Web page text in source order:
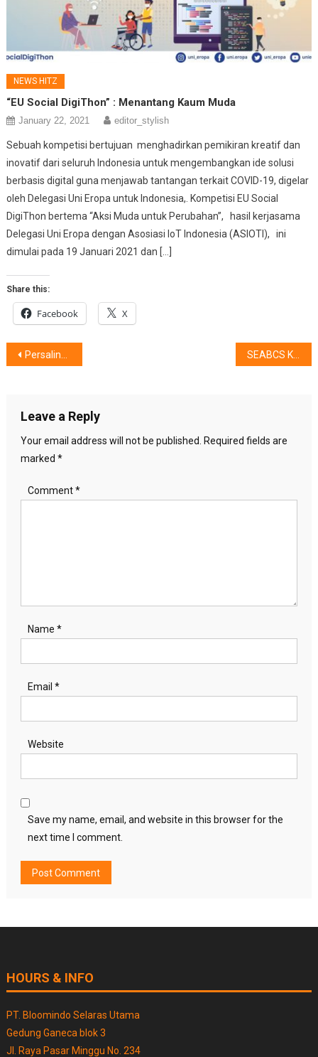
NEWS HITZ
“EU Social DigiThon” : Menantang Kaum Muda
January 22, 2021 editor_stylish
Sebuah kompetisi bertujuan menghadirkan pemikiran kreatif dan
inovatif dari seluruh Indonesia untuk mengembangkan ide solusi
berbasis digital guna menjawab tantangan terkait COVID-19, digelar
oleh Delegasi Uni Eropa untuk Indonesia,. Kompetisi EU Social
DigiThon bertema “Aksi Muda untuk Perubahan”, hasil kerjasama
Delegasi Uni Eropa dengan Asosiasi IoT Indonesia (ASIOTI), ini
dimulai pada 19 Januari 2021 dan […]
Share this:
Facebook X
Post
Persalinan Masa Pandemi, Paling Utama Adalah …………… SEABCS Ke-5 : Peduli Kanker Payudara Di Tengah Pandemi
Leave a Reply
Your email address will not be published.
Required fields are
marked *
Comment*
Name *
Email *
Website
Save my name, email, and website in this browser for the
next time I comment.
HOURS & INFO
PT. Bloomindo Selaras Utama
Gedung Ganeca blok 3
Jl. Raya Pasar Minggu No. 234